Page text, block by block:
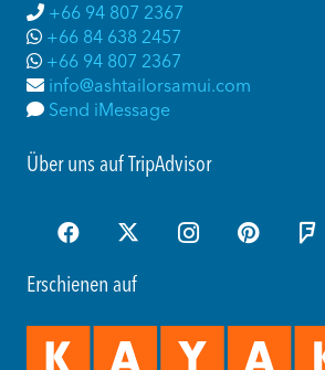
+66 94 807 2367
+66 84 638 2457
+66 94 807 2367
info@ashtailorsamui.com
Send iMessage
Über uns auf TripAdvisor
Erschienen auf